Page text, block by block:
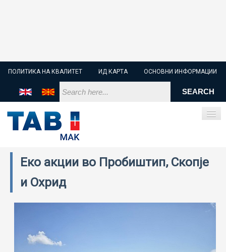
ПОЛИТИКА НА КВАЛИТЕТ ИД КАРТА ОСНОВНИ ИНФОРМАЦИИ
ПОЧЕТНА
ИНДУСТРИСКИ БАТЕРИИ
Еко акции во Пробиштип, Скопје
и Охрид